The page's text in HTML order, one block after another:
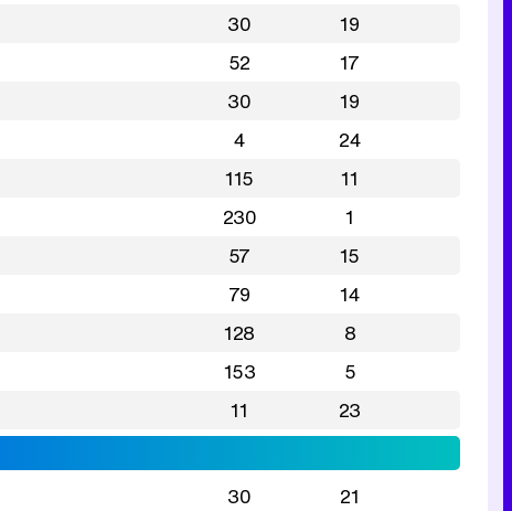
30 19
52 17
30 19
4 24
115 11
230 1
57 15
79 14
128 8
153 5
11 23
30 21